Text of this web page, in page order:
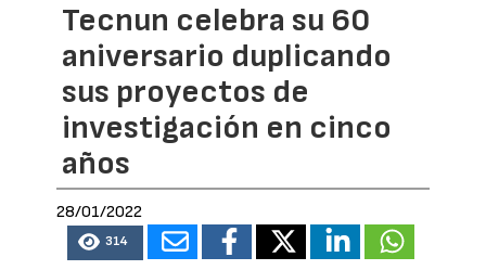
Tecnun celebra su 60
aniversario duplicando
sus proyectos de
investigación en cinco
años
28/01/2022
314